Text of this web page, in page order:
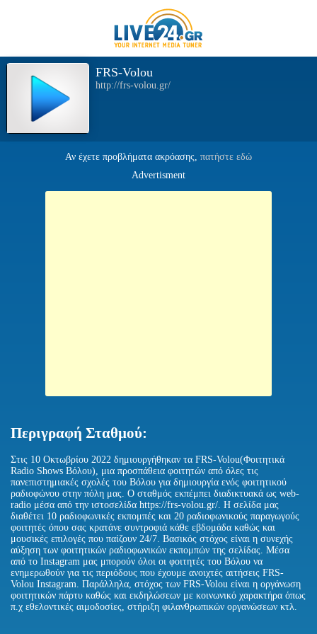
FRS-Volou
http://frs-volou.gr/
Αν έχετε προβλήματα ακρόασης, πατήστε εδώ
Advertisment
Περιγραφή Σταθμού:
Στις 10 Οκτωβρίου 2022 δημιουργήθηκαν τα FRS-Volou(Φοιτητικά
Radio Shows Βόλου), μια προσπάθεια φοιτητών από όλες τις
πανεπιστημιακές σχολές του Βόλου για δημιουργία ενός φοιτητικού
ραδιοφώνου στην πόλη μας. Ο σταθμός εκπέμπει διαδικτυακά ως web-
radio μέσα από την ιστοσελίδα https://frs-volou.gr/. Η σελίδα μας
διαθέτει 10 ραδιοφωνικές εκπομπές και 20 ραδιοφωνικούς παραγωγούς
φοιτητές όπου σας κρατάνε συντροφιά κάθε εβδομάδα καθώς και
μουσικές επιλογές που παίζουν 24/7. Βασικός στόχος είναι η συνεχής
αύξηση των φοιτητικών ραδιοφωνικών εκπομπών της σελίδας. Μέσα
από το Instagram μας μπορούν όλοι οι φοιτητές του Βόλου να
ενημερωθούν για τις περιόδους που έχουμε ανοιχτές αιτήσεις FRS-
Volou Instagram. Παράλληλα, στόχος των FRS-Volou είναι η οργάνωση
φοιτητικών πάρτυ καθώς και εκδηλώσεων με κοινωνικό χαρακτήρα όπως
π.χ εθελοντικές αιμοδοσίες, στήριξη φιλανθρωπικών οργανώσεων κτλ.